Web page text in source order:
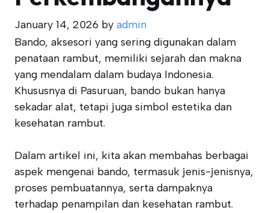
January 14, 2026 by admin
Bando, aksesori yang sering digunakan dalam
penataan rambut, memiliki sejarah dan makna
yang mendalam dalam budaya Indonesia.
Khususnya di Pasuruan, bando bukan hanya
sekadar alat, tetapi juga simbol estetika dan
kesehatan rambut.
Dalam artikel ini, kita akan membahas berbagai
aspek mengenai bando, termasuk jenis-jenisnya,
proses pembuatannya, serta dampaknya
terhadap penampilan dan kesehatan rambut.